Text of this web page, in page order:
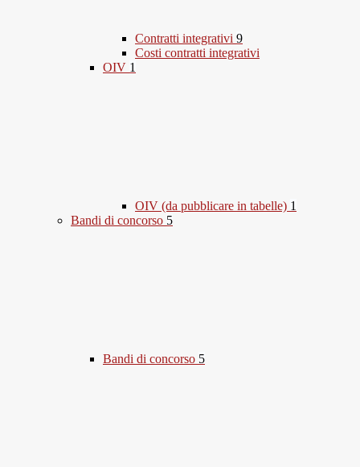
Contratti integrativi 9
Costi contratti integrativi
OIV 1
OIV (da pubblicare in tabelle) 1
Bandi di concorso 5
Bandi di concorso 5